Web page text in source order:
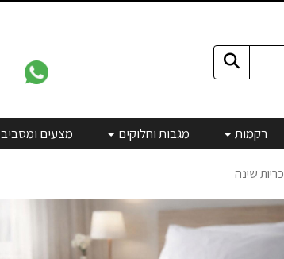
רקמות מגבות וחלוקים מצעים ומסביב
כריות שינה